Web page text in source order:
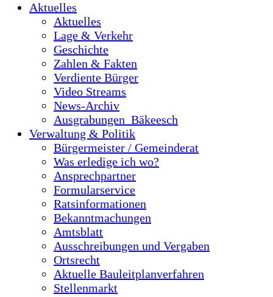
Aktuelles
Aktuelles
Lage & Verkehr
Geschichte
Zahlen & Fakten
Verdiente Bürger
Video Streams
News-Archiv
Ausgrabungen_Bäkeesch
Verwaltung & Politik
Bürgermeister / Gemeinderat
Was erledige ich wo?
Ansprechpartner
Formularservice
Ratsinformationen
Bekanntmachungen
Amtsblatt
Ausschreibungen und Vergaben
Ortsrecht
Aktuelle Bauleitplanverfahren
Stellenmarkt